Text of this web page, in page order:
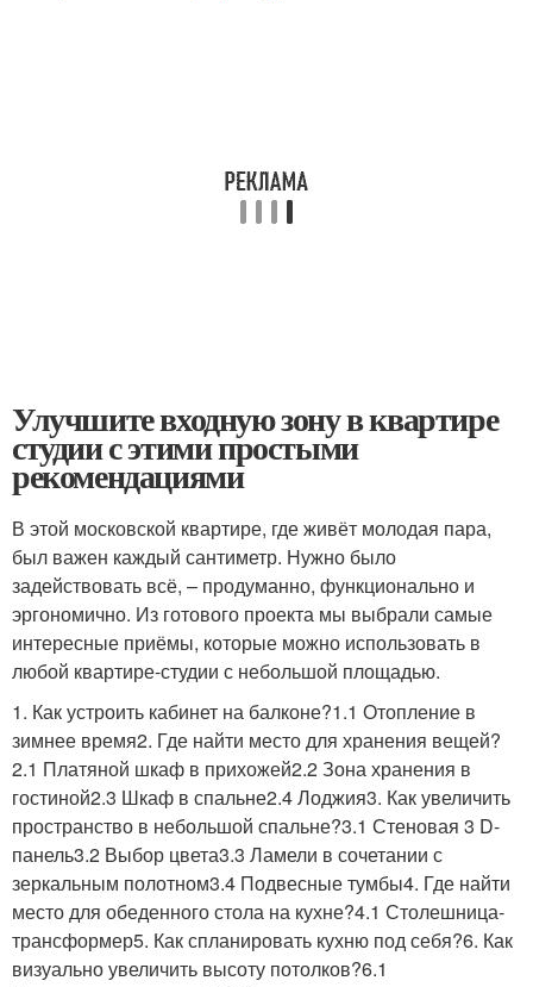
Улучшите входную зону в квартире
студии с этими простыми
рекомендациями
В этой московской квартире, где живёт молодая пара,
был важен каждый сантиметр. Нужно было
задействовать всё, – продуманно, функционально и
эргономично. Из готового проекта мы выбрали самые
интересные приёмы, которые можно использовать в
любой квартире-студии с небольшой площадью.
1. Как устроить кабинет на балконе?1.1 Отопление в
зимнее время2. Где найти место для хранения вещей?
2.1 Платяной шкаф в прихожей2.2 Зона хранения в
гостиной2.3 Шкаф в спальне2.4 Лоджия3. Как увеличить
пространство в небольшой спальне?3.1 Стеновая 3 D-
панель3.2 Выбор цвета3.3 Ламели в сочетании с
зеркальным полотном3.4 Подвесные тумбы4. Где найти
место для обеденного стола на кухне?4.1 Столешница-
трансформер5. Как спланировать кухню под себя?6. Как
визуально увеличить высоту потолков?6.1